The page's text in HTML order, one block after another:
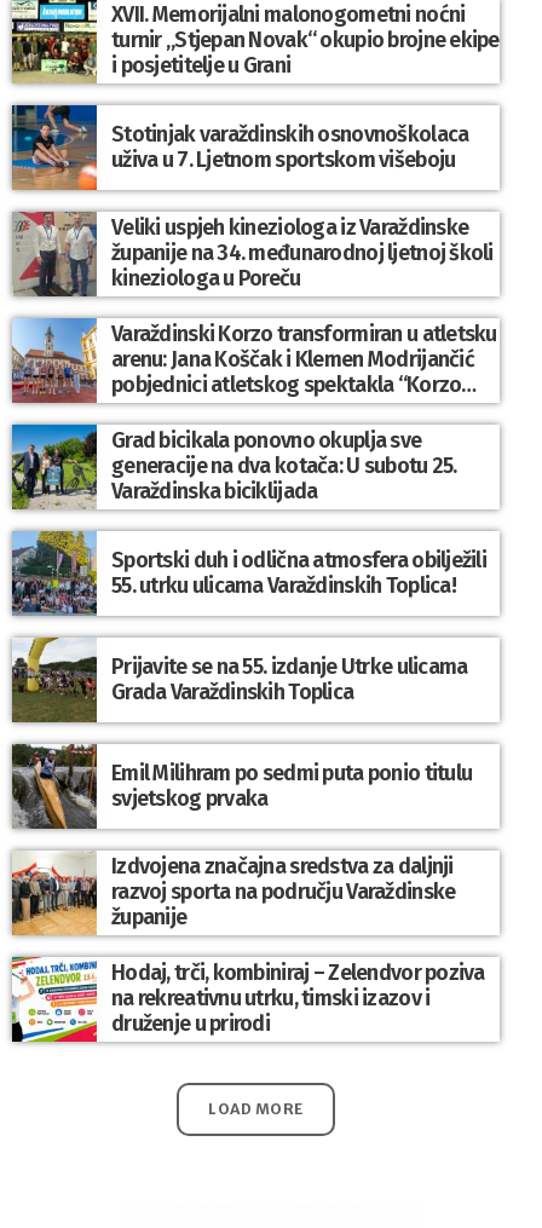
XVII. Memorijalni malonogometni noćni
turnir „Stjepan Novak“ okupio brojne ekipe
i posjetitelje u Grani
Stotinjak varaždinskih osnovnoškolaca
uživa u 7. Ljetnom sportskom višeboju
Veliki uspjeh kineziologa iz Varaždinske
županije na 34. međunarodnoj ljetnoj školi
kineziologa u Poreču
Varaždinski Korzo transformiran u atletsku
arenu: Jana Koščak i Klemen Modrijančić
pobjednici atletskog spektakla “Korzo
Jump 2026”
Grad bicikala ponovno okuplja sve
generacije na dva kotača: U subotu 25.
Varaždinska biciklijada
Sportski duh i odlična atmosfera obilježili
55. utrku ulicama Varaždinskih Toplica!
Prijavite se na 55. izdanje Utrke ulicama
Grada Varaždinskih Toplica
Emil Milihram po sedmi puta ponio titulu
svjetskog prvaka
Izdvojena značajna sredstva za daljnji
razvoj sporta na području Varaždinske
županije
Hodaj, trči, kombiniraj – Zelendvor poziva
na rekreativnu utrku, timski izazov i
druženje u prirodi
LOAD MORE